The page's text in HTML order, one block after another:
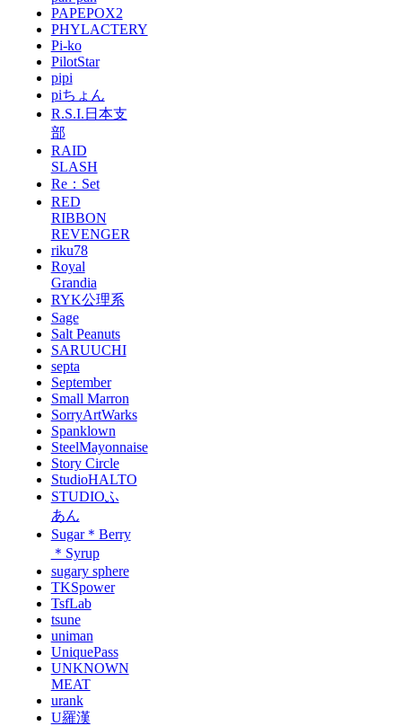
PAPEPOX2
PHYLACTERY
Pi-ko
PilotStar
pipi
piちょん
R.S.I.日本支
部
RAID
SLASH
Re：Set
RED
RIBBON
REVENGER
riku78
Royal
Grandia
RYK公理系
Sage
Salt Peanuts
SARUUCHI
septa
September
Small Marron
SorryArtWarks
Spanklown
SteelMayonnaise
Story Circle
StudioHALTO
STUDIOふ
あん
Sugar＊Berry
＊Syrup
sugary sphere
TKSpower
TsfLab
tsune
uniman
UniquePass
UNKNOWN
MEAT
urank
U羅漢